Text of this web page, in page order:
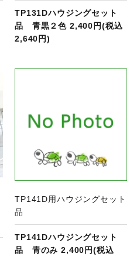
TP131Dハウジングセット
品 青黒２色 2,400円(税込
2,640円)
TP141D用ハウジングセット
品
TP141Dハウジングセット
品 青のみ 2,400円(税込